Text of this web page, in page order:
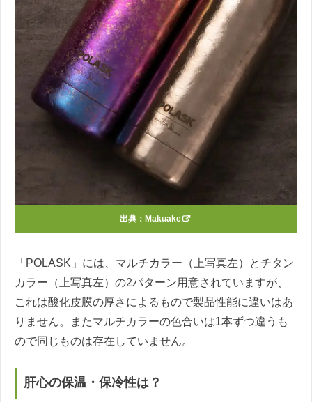
出典： Makuake
「POLASK」には、マルチカラー（上写真左）とチタン
カラー（上写真左）の2パターン用意されていますが、
これは酸化皮膜の厚さによるもので製品性能に違いはあ
りません。またマルチカラーの色合いは1本ずつ違うも
ので同じものは存在していません。
肝心の保温・保冷性は？